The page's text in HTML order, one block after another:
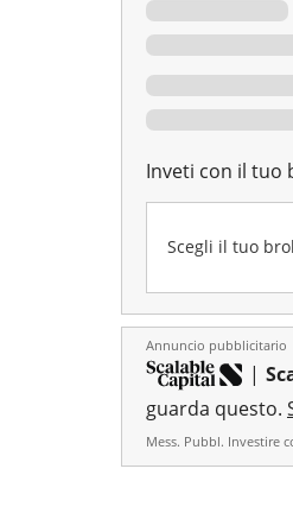
Inveti con il tuo
Scegli il tuo
Annuncio pubblicitario
|
guarda questo.
Mess. Pubbl. Investire